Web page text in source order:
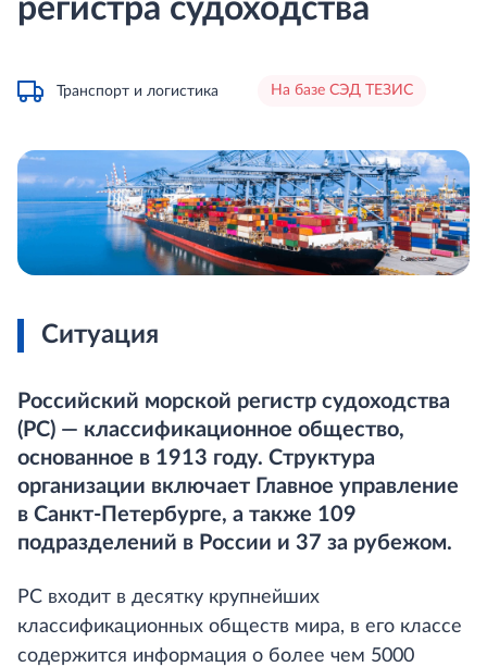
регистра судоходства
Транспорт и логистика На базе СЭД ТЕЗИС
Ситуация
Российский морской регистр судоходства
(РС) — классификационное общество,
основанное в 1913 году. Структура
организации включает Главное управление
в Санкт-Петербурге, а также 109
подразделений в России и 37 за рубежом.
РС входит в десятку крупнейших
классификационных обществ мира, в его классе
содержится информация о более чем 5000